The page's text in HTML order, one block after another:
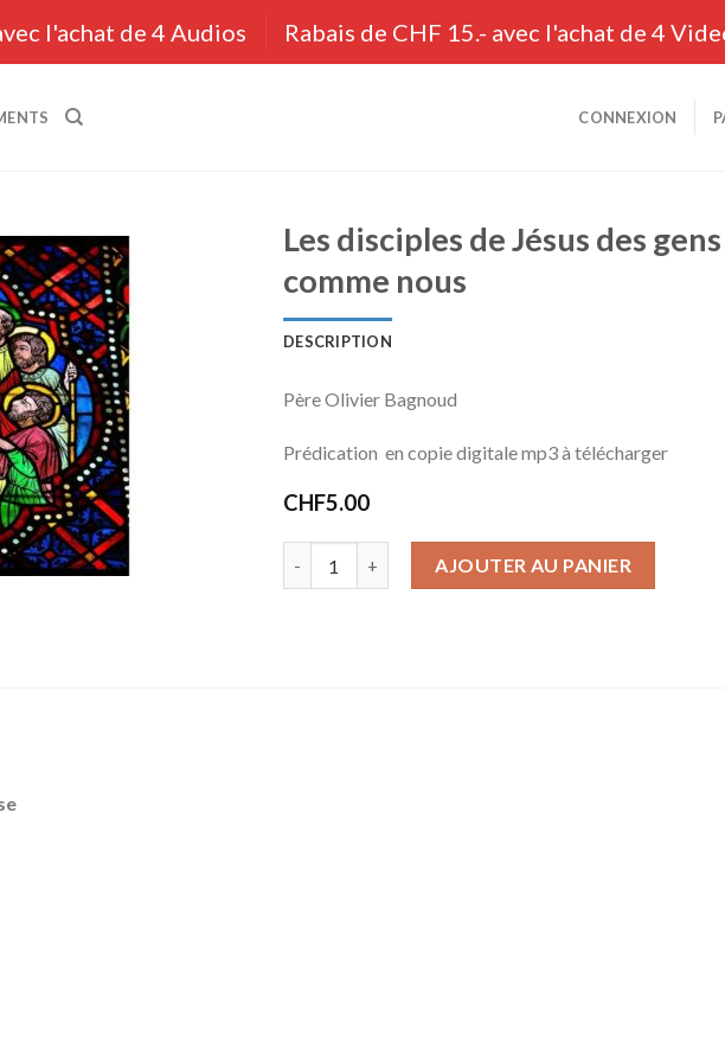
l'achat de 4 Audios Rabais de CHF 15.- avec l'achat de 4
CONNEXION
Les disciples de Jésus des
comme nous
DESCRIPTION
Père Olivier Bagnoud
Prédication en copie digitale mp3 à télécharger
CHF5.00
quantité de Les disciples de Jésus des gens normaux
AJOUTER AU PANIER